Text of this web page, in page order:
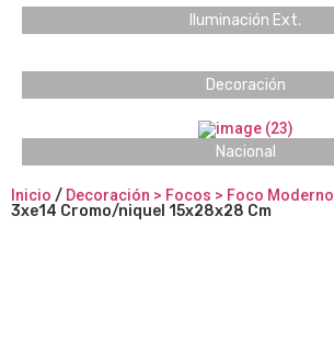
Iluminación Ext.
Decoración
Nacional
Inicio / Decoración > Focos > Foco Moderno
3xe14 Cromo/niquel 15x28x28 Cm